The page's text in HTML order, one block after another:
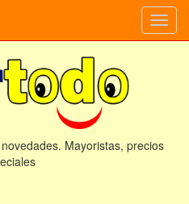
Mayoristas, precios